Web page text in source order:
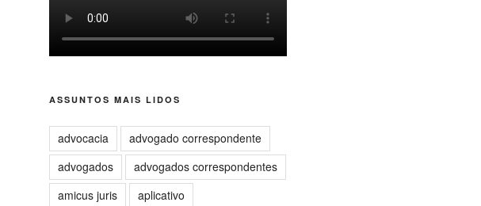
ASSUNTOS MAIS LIDOS
advocacia
advogado correspondente
advogados
advogados correspondentes
amicus juris
aplicativo